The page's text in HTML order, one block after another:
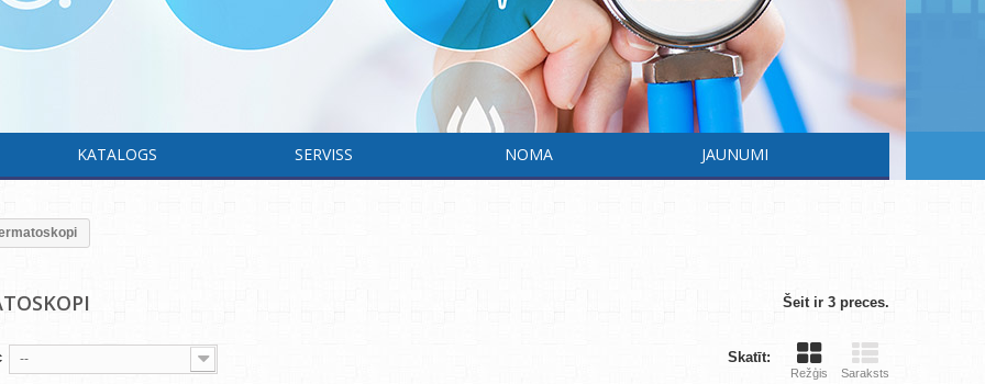
KATALOGS SERVISS NOMA JAUNUMI
Šeit ir 3 preces.
Skatīt:
Režģis Saraksts
--